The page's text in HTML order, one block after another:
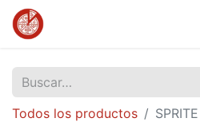
Todos los productos SPRITE